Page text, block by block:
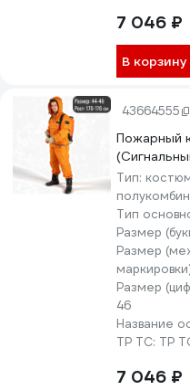
7 046 ₽
В корзину
43664555
Пожарный
Тип:
Тип
Размер
Размер
Размер
46
Название
ТР ТС: ТР
7 046 ₽